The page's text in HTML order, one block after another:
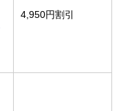
4,950円割引